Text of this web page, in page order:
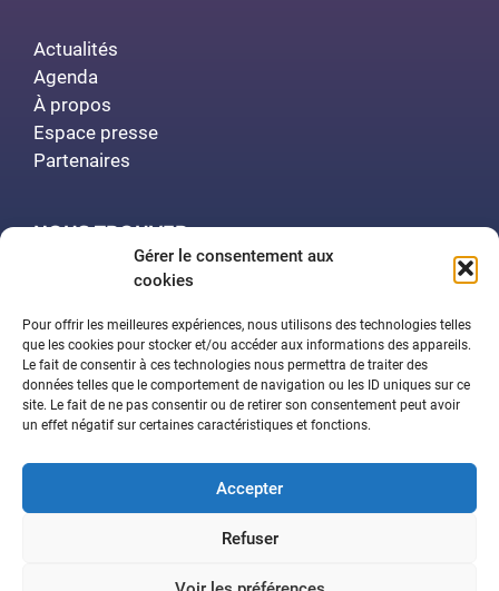
Gérer le consentement aux
cookies
Pour offrir les meilleures expériences, nous utilisons des technologies telles
que les cookies pour stocker et/ou accéder aux informations des appareils.
Le fait de consentir à ces technologies nous permettra de traiter des
données telles que le comportement de navigation ou les ID uniques sur ce
site. Le fait de ne pas consentir ou de retirer son consentement peut avoir
un effet négatif sur certaines caractéristiques et fonctions.
Accepter
Refuser
Actualités
Agenda
À propos
Espace presse
Partenaires
NOUS TROUVER
Polytech Nancy
Amphithéâtre Demange
2 rue Jean Lamour
54519 Vandœuvre-lès-Nancy
Contactez-nous
Mentions légales
Politique de confidentialité